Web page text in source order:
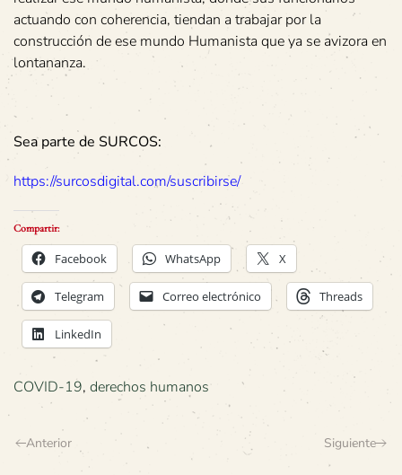
actuando con coherencia, tiendan a trabajar por la
construcción de ese mundo Humanista que ya se avizora en
lontananza.
Sea parte de SURCOS:
https://surcosdigital.com/suscribirse/
Compartir:
Facebook WhatsApp X
Telegram Correo electrónico Threads
LinkedIn
COVID-19, derechos humanos
Anterior Siguiente